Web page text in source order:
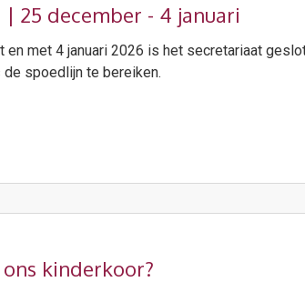
25 december - 4 januari
en met 4 januari 2026 is het secretariaat
spoedlijn te bereiken.
kinderkoor?